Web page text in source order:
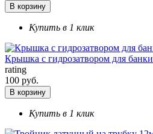
В корзину
Купить в 1 клик
Крышка с гидрозатвором для банки
rating
100 руб.
В корзину
Купить в 1 клик